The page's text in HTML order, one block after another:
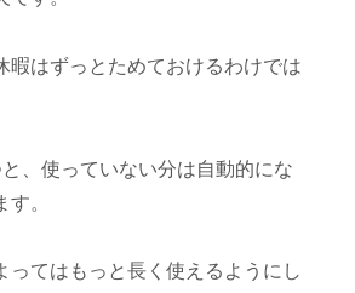
暇はずっとためておけるわけでは
、使っていない分は自動的にな
。
ってはもっと長く使えるようにし